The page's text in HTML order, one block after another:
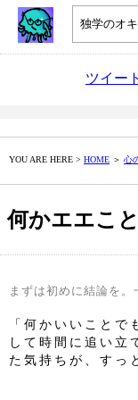
ツイート
YOU ARE HERE > HOME ＞ 心
何かエエこ
まずは初めに結論を。
「何かいいことで
して時間に追い立
た気持ちが、すっ